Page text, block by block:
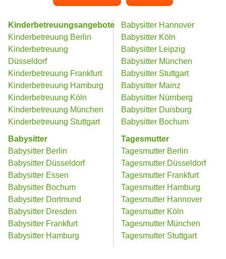
Kinderbetreuungsangebote
Kinderbetreuung Berlin
Kinderbetreuung
Düsseldorf
Kinderbetreuung Frankfurt
Kinderbetreuung Hamburg
Kinderbetreuung Köln
Kinderbetreuung München
Kinderbetreuung Stuttgart
Babysitter
Babysitter Berlin
Babysitter Düsseldorf
Babysitter Essen
Babysitter Bochum
Babysitter Dortmund
Babysitter Dresden
Babysitter Frankfurt
Babysitter Hamburg
Babysitter Hannover
Babysitter Köln
Babysitter Leipzig
Babysitter München
Babysitter Stuttgart
Babysitter Mainz
Babysitter Nürnberg
Babysitter Duisburg
Babysitter Bochum
Tagesmutter
Tagesmutter Berlin
Tagesmutter Düsseldorf
Tagesmutter Frankfurt
Tagesmutter Hamburg
Tagesmutter Hannover
Tagesmutter Köln
Tagesmutter München
Tagesmutter Stuttgart